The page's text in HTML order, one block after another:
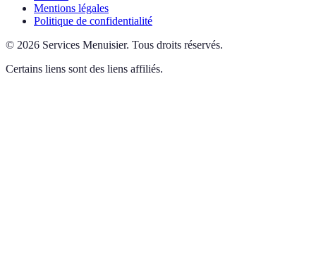
Mentions légales
Politique de confidentialité
© 2026 Services Menuisier. Tous droits réservés.
Certains liens sont des liens affiliés.